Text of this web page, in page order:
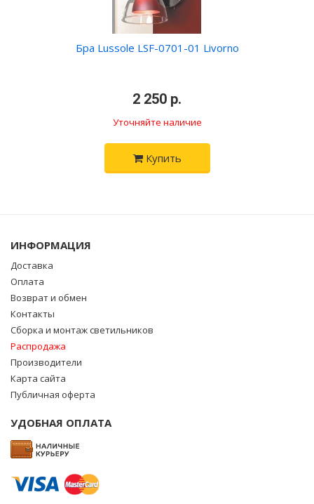
Бра Lussole LSF-0701-01 Livorno
2 250 р.
Уточняйте наличие
Купить
ИНФОРМАЦИЯ
Доставка
Оплата
Возврат и обмен
Контакты
Сборка и монтаж светильников
Распродажа
Производители
Карта сайта
Публичная оферта
УДОБНАЯ ОПЛАТА